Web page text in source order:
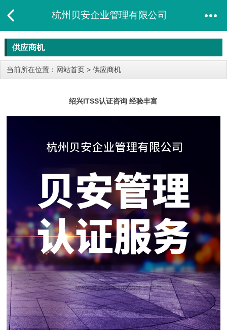
杭州贝安企业管理有限公司
供应商机
当前所在位置： 网站首页 > 供应商机
绍兴ITSS认证咨询 经验丰富